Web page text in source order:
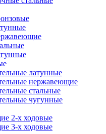
латунные
нержавеющие
стальные
чугунные
2-х ходовые
3-х ходовые